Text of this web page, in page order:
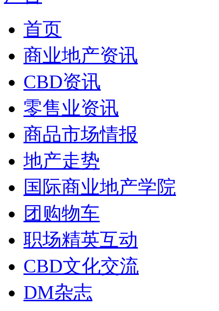
首页
商业地产资讯
CBD资讯
零售业资讯
商品市场情报
地产走势
国际商业地产学院
团购物车
职场精英互动
CBD文化交流
DM杂志